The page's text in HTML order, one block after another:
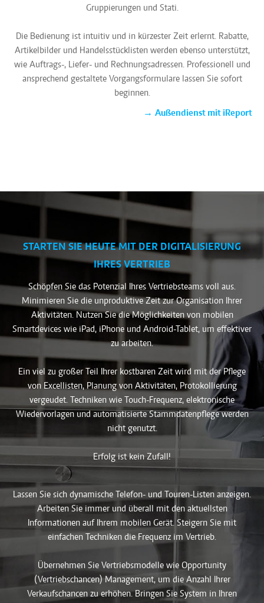
Gruppierungen und Stati.
Die Bedienung ist intuitiv und in kürzester Zeit erlernt. Rabatte,
Artikelbilder und Handelsstücklisten werden ebenso unterstützt,
wie Auftrags-, Liefer- und Rechnungsadressen. Professionell und
ansprechend gestaltete Vorgangsformulare lassen Sie sofort
beginnen.
→ Außendienst mit iReport
STARTEN SIE HEUTE MIT DER DIGITALISIERUNG
IHRES VERTRIEB
Schöpfen Sie das Potenzial Ihres Vertriebsteams voll aus.
Minimieren Sie die unproduktive Zeit zur Organisation Ihrer
Aktivitäten. Nutzen Sie die Möglichkeiten von mobilen
Smartdevices wie iPad, iPhone und Android-Tablet, um effektiver
zu arbeiten.
Ein viel zu großer Teil Ihrer kostbaren Zeit wird mit der Pflege
von Excellisten, Planung von Aktivitäten, Protokollierung
vergeudet. Techniken wie Touch-Frequenz, elektronische
Wiedervorlagen und automatisierte Stammdatenpflege werden
nicht genutzt.
Erfolg ist kein Zufall!
Lassen Sie sich dynamische Telefon- und Touren-Listen anzeigen.
Arbeiten Sie immer und überall mit den aktuellsten
Informationen auf Ihrem mobilen Gerät. Steigern Sie mit
einfachen Techniken die Frequenz im Vertrieb.
Übernehmen Sie Vertriebsmodelle wie Opportunity
(Vertriebschancen) Management, um die Anzahl Ihrer
Verkaufschancen zu erhöhen. Bringen Sie System in Ihren